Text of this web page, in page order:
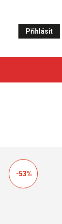
Přihlásit
-53%